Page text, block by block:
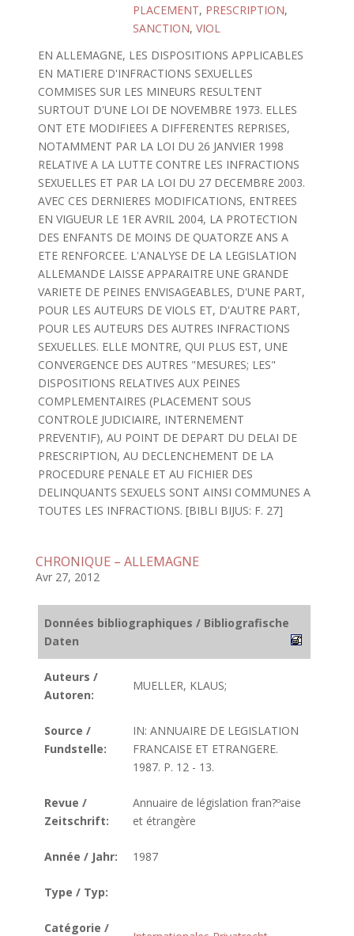
PLACEMENT, PRESCRIPTION,
SANCTION, VIOL
EN ALLEMAGNE, LES DISPOSITIONS APPLICABLES
EN MATIERE D'INFRACTIONS SEXUELLES
COMMISES SUR LES MINEURS RESULTENT
SURTOUT D'UNE LOI DE NOVEMBRE 1973. ELLES
ONT ETE MODIFIEES A DIFFERENTES REPRISES,
NOTAMMENT PAR LA LOI DU 26 JANVIER 1998
RELATIVE A LA LUTTE CONTRE LES INFRACTIONS
SEXUELLES ET PAR LA LOI DU 27 DECEMBRE 2003.
AVEC CES DERNIERES MODIFICATIONS, ENTREES
EN VIGUEUR LE 1ER AVRIL 2004, LA PROTECTION
DES ENFANTS DE MOINS DE QUATORZE ANS A
ETE RENFORCEE. L'ANALYSE DE LA LEGISLATION
ALLEMANDE LAISSE APPARAITRE UNE GRANDE
VARIETE DE PEINES ENVISAGEABLES, D'UNE PART,
POUR LES AUTEURS DE VIOLS ET, D'AUTRE PART,
POUR LES AUTEURS DES AUTRES INFRACTIONS
SEXUELLES. ELLE MONTRE, QUI PLUS EST, UNE
CONVERGENCE DES AUTRES "MESURES; LES"
DISPOSITIONS RELATIVES AUX PEINES
COMPLEMENTAIRES (PLACEMENT SOUS
CONTROLE JUDICIAIRE, INTERNEMENT
PREVENTIF), AU POINT DE DEPART DU DELAI DE
PRESCRIPTION, AU DECLENCHEMENT DE LA
PROCEDURE PENALE ET AU FICHIER DES
DELINQUANTS SEXUELS SONT AINSI COMMUNES A
TOUTES LES INFRACTIONS. [BIBLI BIJUS: F. 27]
CHRONIQUE – ALLEMAGNE
Avr 27, 2012
Données bibliographiques / Bibliografische
Daten
Auteurs /
Autoren:
MUELLER, KLAUS;
Source /
Fundstelle:
IN: ANNUAIRE DE LEGISLATION
FRANCAISE ET ETRANGERE.
1987. P. 12 - 13.
Revue /
Zeitschrift:
Annuaire de législation fran?ºaise
et étrangère
Année / Jahr: 1987
Type / Typ:
Catégorie /